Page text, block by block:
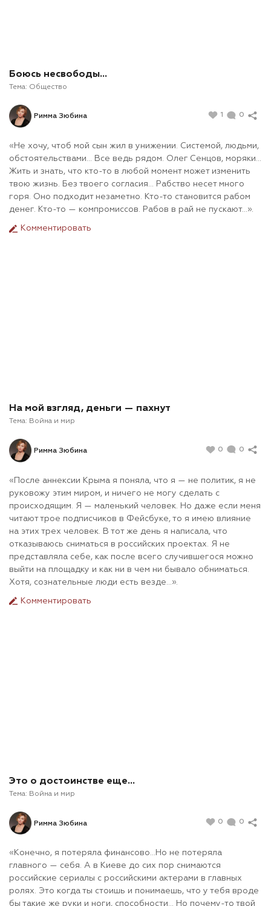
Боюсь несвободы…
Тема: Общество
Римма Зюбина 1 0
«Не хочу, чтоб мой сын жил в унижении. Системой, людьми,
обстоятельствами… Все ведь рядом. Олег Сенцов, моряки…
Жить и знать, что кто-то в любой момент может изменить
твою жизнь. Без твоего согласия... Рабство несет много
горя. Оно подходит незаметно. Кто-то становится рабом
денег. Кто-то — компромиссов. Рабов в рай не пускают…».
Комментировать
На мой взгляд, деньги — пахнут
Тема: Война и мир
Римма Зюбина 0 0
«После аннексии Крыма я поняла, что я — не политик, я не
руковожу этим миром, и ничего не могу сделать с
происходящим. Я — маленький человек. Но даже если меня
читают трое подписчиков в Фейсбуке, то я имею влияние
на этих трех человек. В тот же день я написала, что
отказываюсь сниматься в российских проектах. Я не
представляла себе, как после всего случившегося можно
выйти на площадку и как ни в чем ни бывало обниматься.
Хотя, сознательные люди есть везде…».
Комментировать
Это о достоинстве еще…
Тема: Война и мир
Римма Зюбина 0 0
«Конечно, я потеряла финансово…Но не потеряла
главного — себя. А в Киеве до сих пор снимаются
российские сериалы с российскими актерами в главных
ролях. Это когда ты стоишь и понимаешь, что у тебя вроде
бы такие же руки и ноги, способности… Но почему-то твой